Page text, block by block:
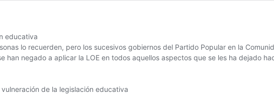
educativa
lo recuerden, pero los sucesivos gobiernos del Partido Popular en la
han negado a aplicar la LOE en todos aquellos aspectos que se les ha dejado
de la legislación educativa